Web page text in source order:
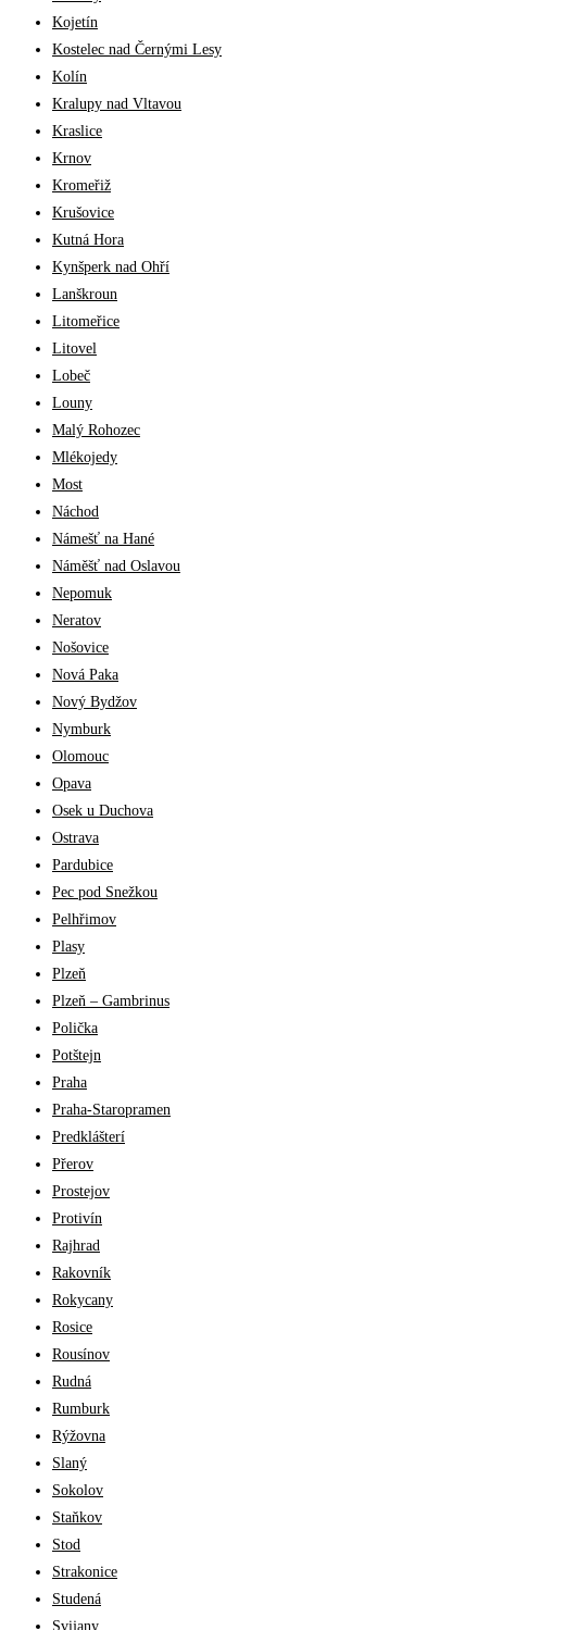
Kojetín
Kostelec nad Černými Lesy
Kolín
Kralupy nad Vltavou
Kraslice
Krnov
Kromeřiž
Krušovice
Kutná Hora
Kynšperk nad Ohří
Lanškroun
Litomeřice
Litovel
Lobeč
Louny
Malý Rohozec
Mlékojedy
Most
Náchod
Námešť na Hané
Náměšť nad Oslavou
Nepomuk
Neratov
Nošovice
Nová Paka
Nový Bydžov
Nymburk
Olomouc
Opava
Osek u Duchova
Ostrava
Pardubice
Pec pod Snežkou
Pelhřimov
Plasy
Plzeň
Plzeň – Gambrinus
Polička
Potštejn
Praha
Praha-Staropramen
Predklášterí
Přerov
Prostejov
Protivín
Rajhrad
Rakovník
Rokycany
Rosice
Rousínov
Rudná
Rumburk
Rýžovna
Slaný
Sokolov
Staňkov
Stod
Strakonice
Studená
Svijany